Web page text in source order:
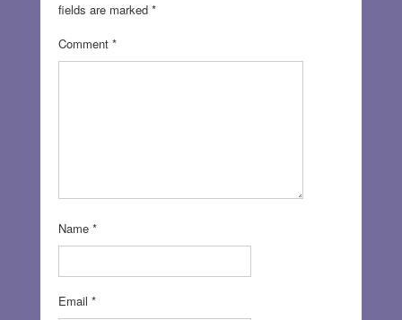
fields are marked *
Comment *
Name *
Email *